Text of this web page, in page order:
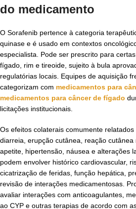
do medicamento
O Sorafenib pertence à categoria
quinase e é usado em contextos
especialista. Pode ser prescrito para
fígado, rim e tireoide, sujeito à bula
regulatórias locais. Equipes de aquisição
categorizam com medicamentos para
medicamentos para câncer de fígado
licitações institucionais.
Os efeitos colaterais comumente relatados
diarreia, erupção cutânea, reação
apetite, hipertensão, náusea e alterações
podem envolver histórico cardiovascular,
cicatrização de feridas, função hepática,
revisão de interações medicamentosas.
avaliar interações com anticoagulantes,
ao CYP e outras terapias de acordo com